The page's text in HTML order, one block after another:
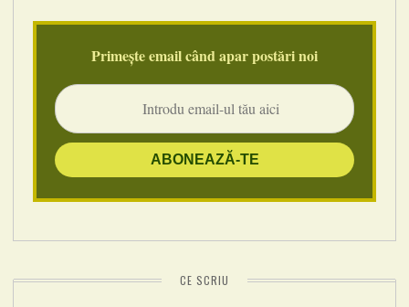
Primește email când apar postări noi
CE SCRIU